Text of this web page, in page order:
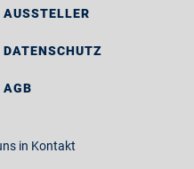
AUSSTELLER
DATENSCHUTZ
AGB
in Kontakt